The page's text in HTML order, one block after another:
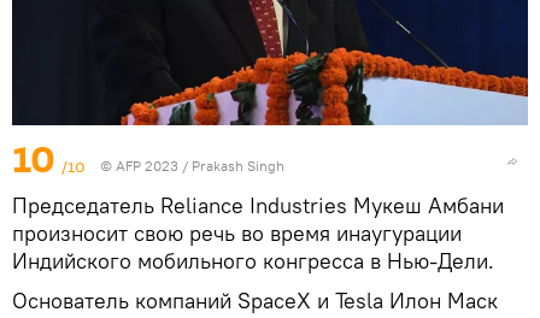
10 /10 © AFP 2023 / Prakash Singh
Председатель Reliance Industries Мукеш Амбани
произносит свою речь во время инаугурации
Индийского мобильного конгресса в Нью-Дели.
Основатель компаний SpaceX и Tesla Илон Маск